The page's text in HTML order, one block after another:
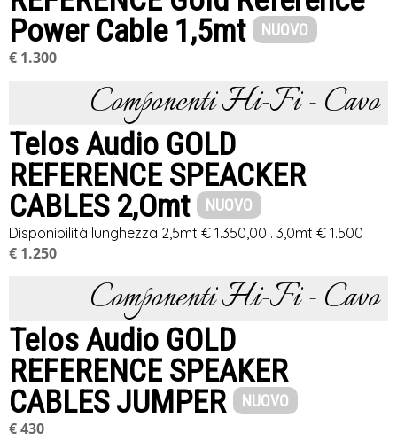
Power Cable 1,5mt
NUOVO
€ 1.300
Componenti Hi-Fi - Cavo
Telos Audio GOLD
REFERENCE SPEACKER
CABLES 2,Omt
NUOVO
Disponibilità lunghezza 2,5mt € 1.350,00 . 3,0mt € 1.500
€ 1.250
Componenti Hi-Fi - Cavo
Telos Audio GOLD
REFERENCE SPEAKER
CABLES JUMPER
NUOVO
€ 430